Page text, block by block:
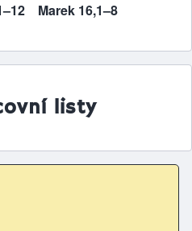
Marek 16,1–8
listy